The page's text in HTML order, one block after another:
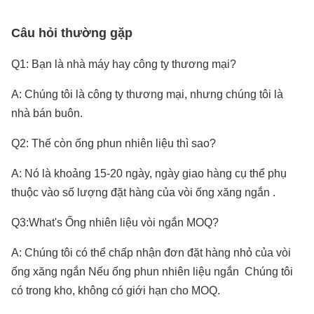
phận khác biệt, cáp ô tô, trục bánh;
3Hệ thống điện: hệ thống thắp sáng, bộ cảm
biến tốc độ ABS, công tắc tự động, Relay;
4Hệ thống phanh & Hệ thống ly hợp & Booster
5Hệ thống làm mát: Máy ly hợp quạt, lò sưởi,
6. Set Gasket động cơ & Bộ sửa chữa
Grille, Mirror;
Chủ yếu là chuyên về phụ tùng ô tô Nhật
Câu hỏi thường gặp
Q1: Bạn là nhà máy hay công ty thương mại?
A: Chúng tôi là công ty thương mại, nhưng chúng tôi là
nhà bán buôn.
Q2: Thế còn ống phun nhiên liệu thì sao?
A: Nó là khoảng 15-20 ngày, ngày giao hàng cụ thể phụ
thuộc vào số lượng đặt hàng của vòi ống xăng ngắn .
Q3:What's Ống nhiên liệu vòi ngắn MOQ?
A: Chúng tôi có thể chấp nhận đơn đặt hàng nhỏ của vòi
ống xăng ngắn Nếu ống phun nhiên liệu ngắn Chúng tôi
có trong kho, không có giới hạn cho MOQ.